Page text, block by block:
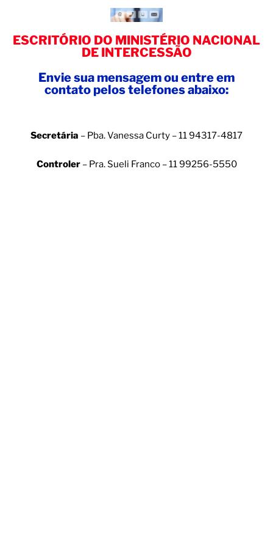
ESCRITÓRIO DO MINISTÉRIO NACIONAL
DE INTERCESSÃO
Envie sua mensagem ou entre em
contato pelos telefones abaixo:
Secretária – Pba. Vanessa Curty – 11 94317-4817
Controler– Pra. Sueli Franco – 11 99256-5550